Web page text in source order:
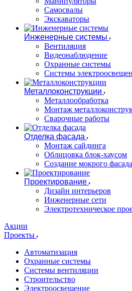
Самосвалы
Экскаваторы
Инженерные системы
Вентиляция
Видеонаблюдение
Охранные системы
Системы
Металлоконструкции
Металлообработка
Монтаж
Сварочные работы
Отделка фасада
Монтаж сайдинга
Облицовка блок-хаусом
Создание мокрого фасада
Проектирование
Дизайн интерьеров
Инженерные сети
Электротехническое
Акции
Проекты
Автоматизация
Охранные системы
Системы вентиляции
Строительство
Электроосвещение